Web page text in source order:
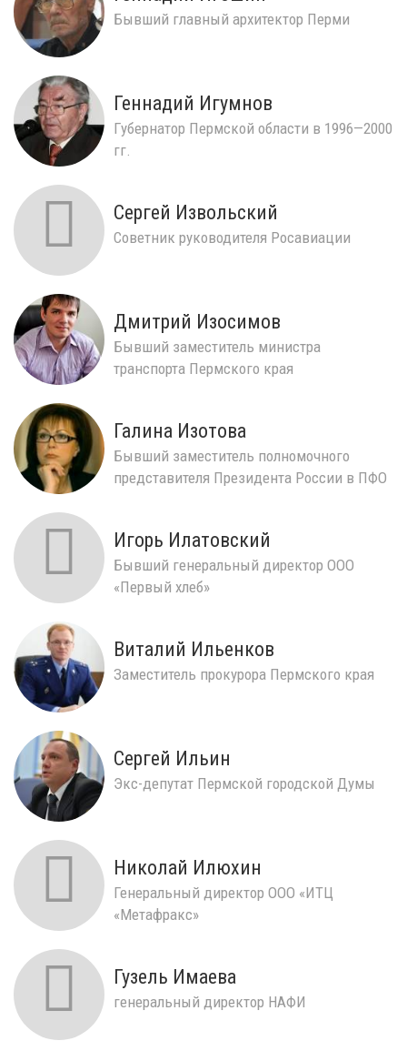
Бывший главный архитектор Перми
Геннадий Игумнов
Губернатор Пермской области в 1996—2000
гг.
Сергей Извольский
Советник руководителя Росавиации
Дмитрий Изосимов
Бывший заместитель министра
транспорта Пермского края
Галина Изотова
Бывший заместитель полномочного
представителя Президента России в ПФО
Игорь Илатовский
Бывший генеральный директор ООО
«Первый хлеб»
Виталий Ильенков
Заместитель прокурора Пермского края
Сергей Ильин
Экс-депутат Пермской городской Думы
Николай Илюхин
Генеральный директор ООО «ИТЦ
«Метафракс»
Гузель Имаева
генеральный директор НАФИ